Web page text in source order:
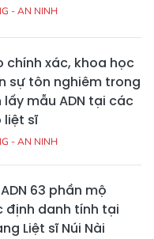
- AN NINH
chính xác, khoa học
sự tôn nghiêm trong
mẫu ADN tại các
liệt sĩ
- AN NINH
63 phần mộ
định danh tính tại
Liệt sĩ Núi Nài